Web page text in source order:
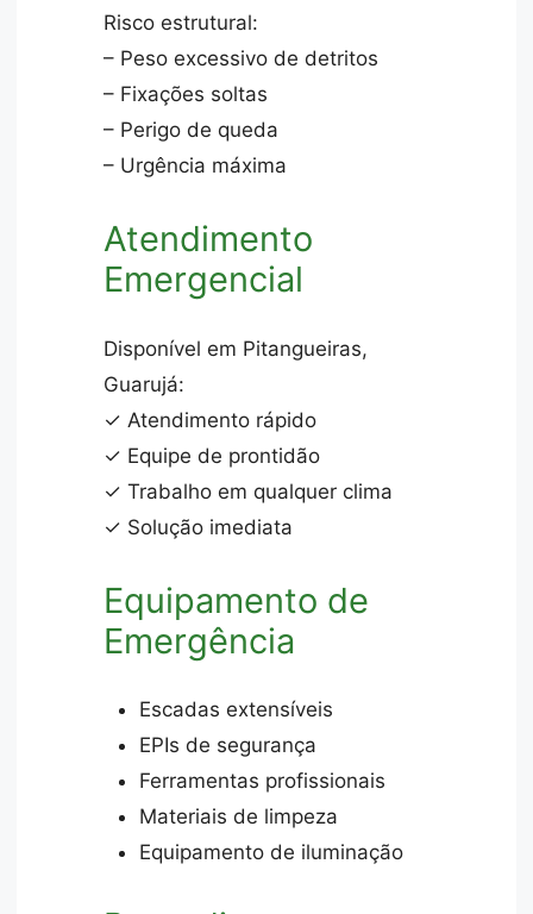
Risco estrutural:
– Peso excessivo de detritos
– Fixações soltas
– Perigo de queda
– Urgência máxima
Atendimento
Emergencial
Disponível em Pitangueiras,
Guarujá:
✓ Atendimento rápido
✓ Equipe de prontidão
✓ Trabalho em qualquer clima
✓ Solução imediata
Equipamento de
Emergência
Escadas extensíveis
EPIs de segurança
Ferramentas profissionais
Materiais de limpeza
Equipamento de iluminação